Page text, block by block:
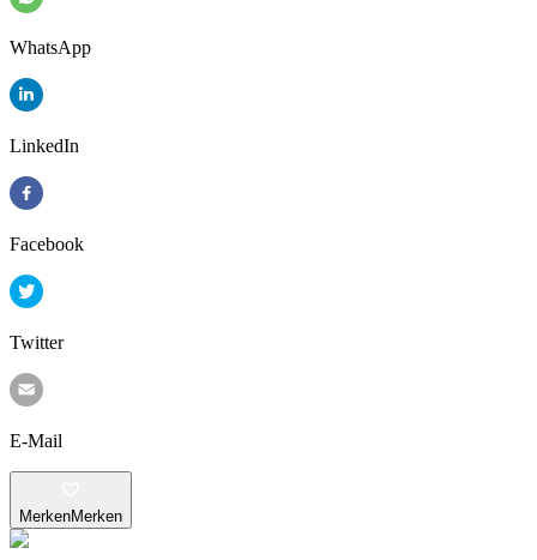
WhatsApp
LinkedIn
Facebook
Twitter
E-Mail
MerkenMerken